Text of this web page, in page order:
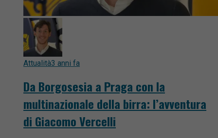
Attualità3 anni fa
Da Borgosesia a Praga con la
multinazionale della birra: l’avventura
di Giacomo Vercelli